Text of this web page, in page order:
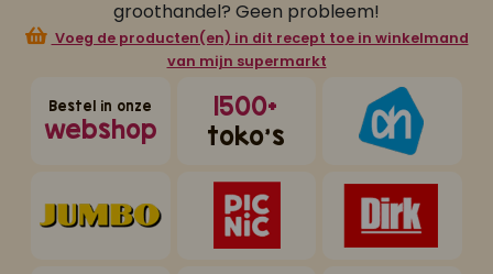
groothandel? Geen probleem!
Voeg de producten(en) in dit recept toe in winkelmand
van mijn supermarkt
Bestel in onze
webshop
1500+
toko's